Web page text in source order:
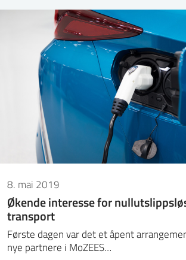
8. mai 2019
Økende interesse for
transport
Første dagen var det et åpent
nye partnere i MoZEES…